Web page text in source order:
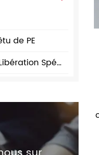
de PE
Autre Papier de Libération Spécial